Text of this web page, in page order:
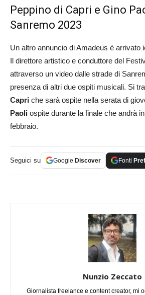
Peppino di Capri e Gino
Sanremo 2023
Un altro annuncio di Amadeus è arrivato
Il direttore artistico e conduttore del
attraverso un video dalle strade di
presenza di altri due ospiti musicali. Si
Capri che sarà ospite nella serata di
Paoli ospite durante la finale che andrà
febbraio.
Seguici su Google Discover Fonti
Nunzio Zeccato
Giornalista freelance e content creator, mi